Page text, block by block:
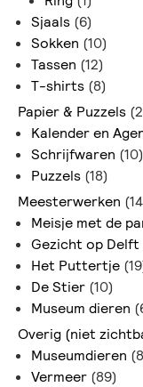
Sjaals (6)
Sokken (10)
Tassen (12)
T-shirts (8)
Papier & Puzzels
Kalender en
Schrijfwaren (10)
Puzzels (18)
Meesterwerken
Meisje met de
Gezicht op Delft
Het Puttertje
De Stier (10)
Museum dieren
Overig (niet
Museumdieren
Vermeer (89)